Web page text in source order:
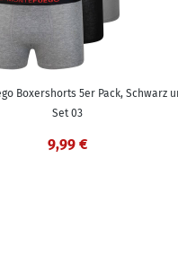
Boxershorts 5er Pack, Schwarz
Set 03
9,99 €